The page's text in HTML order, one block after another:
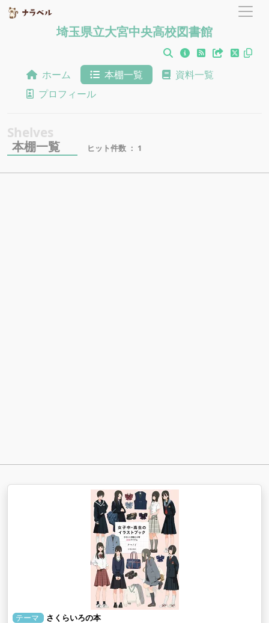
埼玉県立大宮中央高校図書館
ホーム 本棚一覧
資料一覧
プロフィール
本棚一覧 ヒット件数 ： 1
テーマ さくらいろの本